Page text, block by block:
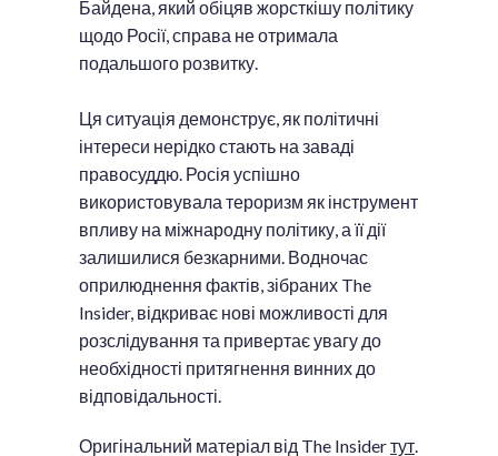
Байдена, який обіцяв жорсткішу політику
щодо Росії, справа не отримала
подальшого розвитку.
Ця ситуація демонструє, як політичні
інтереси нерідко стають на заваді
правосуддю. Росія успішно
використовувала тероризм як інструмент
впливу на міжнародну політику, а її дії
залишилися безкарними. Водночас
оприлюднення фактів, зібраних The
Insider, відкриває нові можливості для
розслідування та привертає увагу до
необхідності притягнення винних до
відповідальності.
Оригінальний матеріал від The Insiderтут.